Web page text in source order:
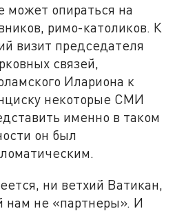
может опираться на
римо-католиков. К
визит председателя
связей,
Илариона к
некоторые СМИ
именно в таком
он был
ни ветхий Ватикан,
нам не «партнеры». И